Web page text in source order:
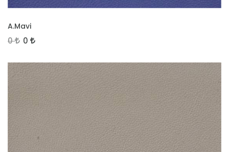
A.Mavi
0 0